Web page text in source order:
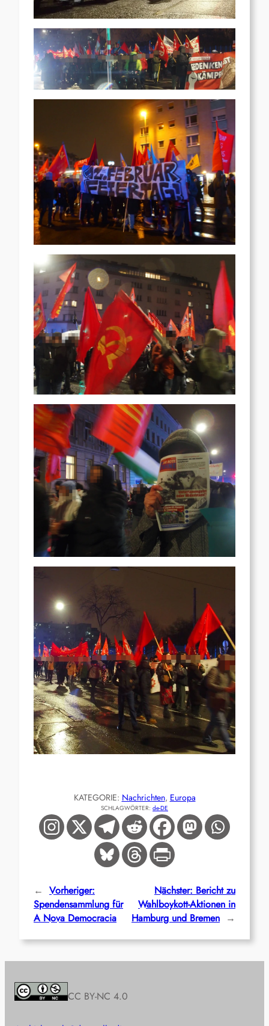
KATEGORIE: Nachrichten, Europa
SCHLAGWÖRTER: de-DE
← Vorheriger:
Spendensammlung für
A Nova Democracia
Nächster: Bericht zu
Wahlboykott-Aktionen in
Hamburg und Bremen →
CC BY-NC 4.0